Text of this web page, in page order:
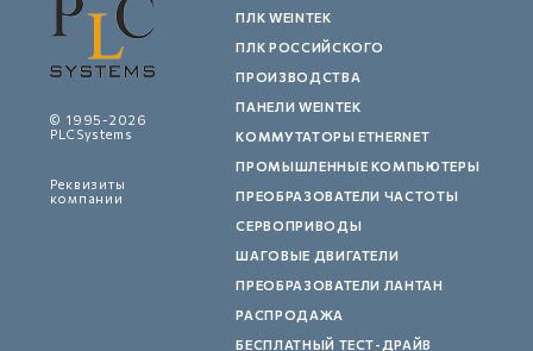
© 1995-2026
PLCSystems
Реквизиты
компании
ПЛК WEINTEK
ПЛК РОССИЙСКОГО
ПРОИЗВОДСТВА
ПАНЕЛИ WEINTEK
КОММУТАТОРЫ ETHERNET
ПРОМЫШЛЕННЫЕ КОМПЬЮТЕРЫ
ПРЕОБРАЗОВАТЕЛИ ЧАСТОТЫ
СЕРВОПРИВОДЫ
ШАГОВЫЕ ДВИГАТЕЛИ
ПРЕОБРАЗОВАТЕЛИ ЛАНТАН
РАСПРОДАЖА
БЕСПЛАТНЫЙ ТЕСТ-ДРАЙВ